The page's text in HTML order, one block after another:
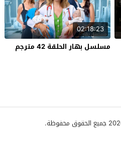
02:18:23
مسلسل بهار الحلقة 42 مترجم